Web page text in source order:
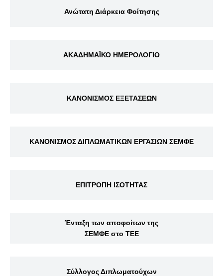
Ανώτατη Διάρκεια Φοίτησης
ΑΚΑΔΗΜΑΪΚΟ ΗΜΕΡΟΛΟΓΙΟ
ΚΑΝΟΝΙΣΜΟΣ ΕΞΕΤΑΣΕΩΝ
ΚΑΝΟΝΙΣΜΟΣ ΔΙΠΛΩΜΑΤΙΚΩΝ ΕΡΓΑΣΙΩΝ ΣΕΜΦΕ
ΕΠΙΤΡΟΠΗ ΙΣΟΤΗΤΑΣ
Ένταξη των αποφοίτων της
ΣΕΜΦΕ στο ΤΕΕ
Σύλλογος Διπλωματούχων